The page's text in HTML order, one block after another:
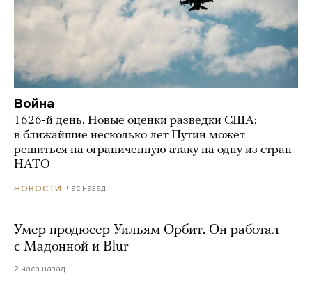
Война
1626-й день. Новые оценки разведки США:
в ближайшие несколько лет Путин может
решиться на ограниченную атаку на одну из стран
НАТО
НОВОСТИ час назад
Умер продюсер Уильям Орбит. Он работал
с Мадонной и Blur
2 часа назад